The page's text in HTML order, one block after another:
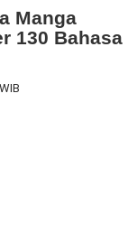
Manga
130 Bahasa